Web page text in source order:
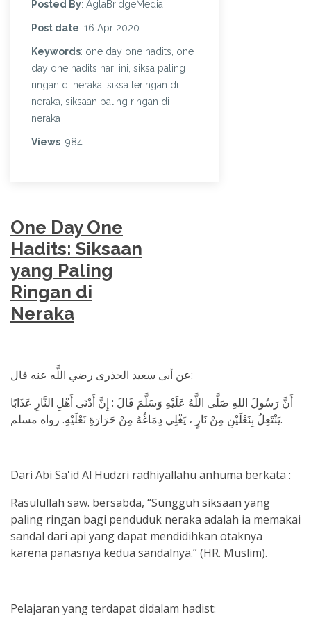
Posted By: AglaBridgeMedia
Post date: 16 Apr 2020
Keywords: one day one hadits, one
day one hadits hari ini, siksa paling
ringan di neraka, siksa teringan di
neraka, siksaan paling ringan di
neraka
Views: 984
One Day One
Hadits: Siksaan
yang Paling
Ringan di
Neraka
عن أبى سعيد الحذرى رضي اللَّه عنه قال:
أَنَّ رَسُولَ اللهِ صَلَّى اللَّهُ عَلَيْهِ وَسَلَّمَ قَالَ : إِنَّ أَدْنَى أَهْلِ النَّارِ عَذَابًا
يَنْتَعِلُ بِنَعْلَيْنِ مِنْ نَارٍ ، يَغْلِي دِمَاغُهُ مِنْ حَرَارَةِ نَعْلَيْهِ. رواه مسلم.
Dari Abi Sa'id Al Hudzri radhiyallahu anhuma berkata :
Rasulullah saw. bersabda, “Sungguh siksaan yang
paling ringan bagi penduduk neraka adalah ia memakai
sandal dari api yang dapat mendidihkan otaknya
karena panasnya kedua sandalnya.” (HR. Muslim).
Pelajaran yang terdapat didalam hadist: